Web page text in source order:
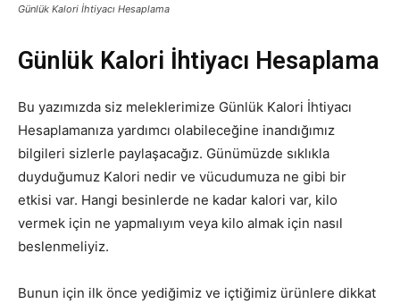
Günlük Kalori İhtiyacı Hesaplama
Günlük Kalori İhtiyacı Hesaplama
Bu yazımızda siz meleklerimize Günlük Kalori İhtiyacı
Hesaplamanıza yardımcı olabileceğine inandığımız
bilgileri sizlerle paylaşacağız. Günümüzde sıklıkla
duyduğumuz Kalori nedir ve vücudumuza ne gibi bir
etkisi var. Hangi besinlerde ne kadar kalori var, kilo
vermek için ne yapmalıyım veya kilo almak için nasıl
beslenmeliyiz.
Bunun için ilk önce yediğimiz ve içtiğimiz ürünlere dikkat